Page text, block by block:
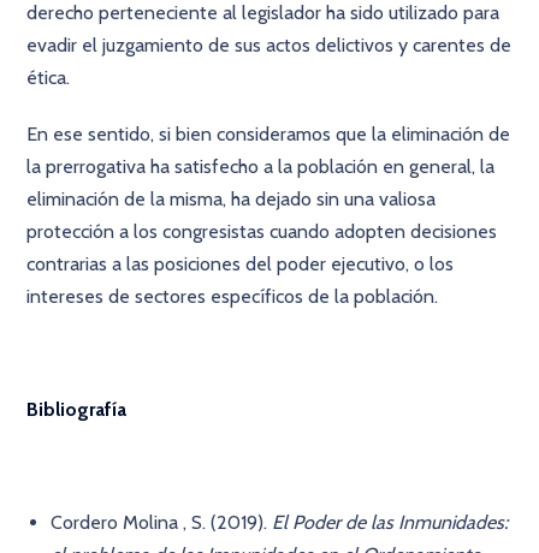
derecho perteneciente al legislador ha sido utilizado para
evadir el juzgamiento de sus actos delictivos y carentes de
ética.
En ese sentido, si bien consideramos que la eliminación de
la prerrogativa ha satisfecho a la población en general, la
eliminación de la misma, ha dejado sin una valiosa
protección a los congresistas cuando adopten decisiones
contrarias a las posiciones del poder ejecutivo, o los
intereses de sectores específicos de la población.
Bibliografía
Cordero Molina , S. (2019). El Poder de las Inmunidades: